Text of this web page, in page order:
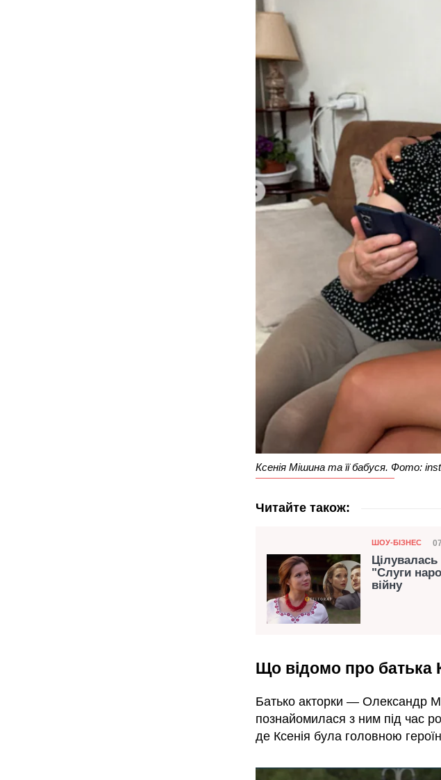
Ксенія Мішина та її бабуся. Фото:
Читайте також:
Категорія
ШОУ-БІЗНЕС
"Слуги
війну
Що відомо про батька
Батько акторки — Олександр
познайомилася з ним під час
де Ксенія була головною